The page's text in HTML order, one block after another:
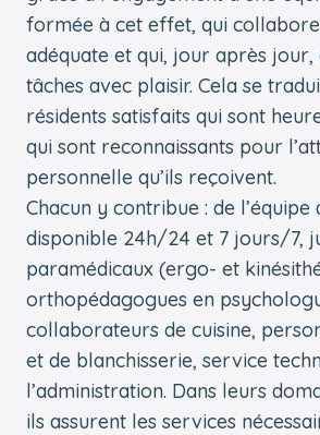
formée à cet effet, qui
adéquate et qui, jour après jour,
tâches avec plaisir. Cela se
résidents satisfaits qui sont
qui sont reconnaissants pour
personnelle qu’ils reçoivent.
Chacun y contribue : de l’équipe
disponible 24h/24 et 7 jours/7,
paramédicaux (ergo- et
orthopédagogues en
collaborateurs de cuisine,
et de blanchisserie, service
l’administration. Dans leurs
ils assurent les services